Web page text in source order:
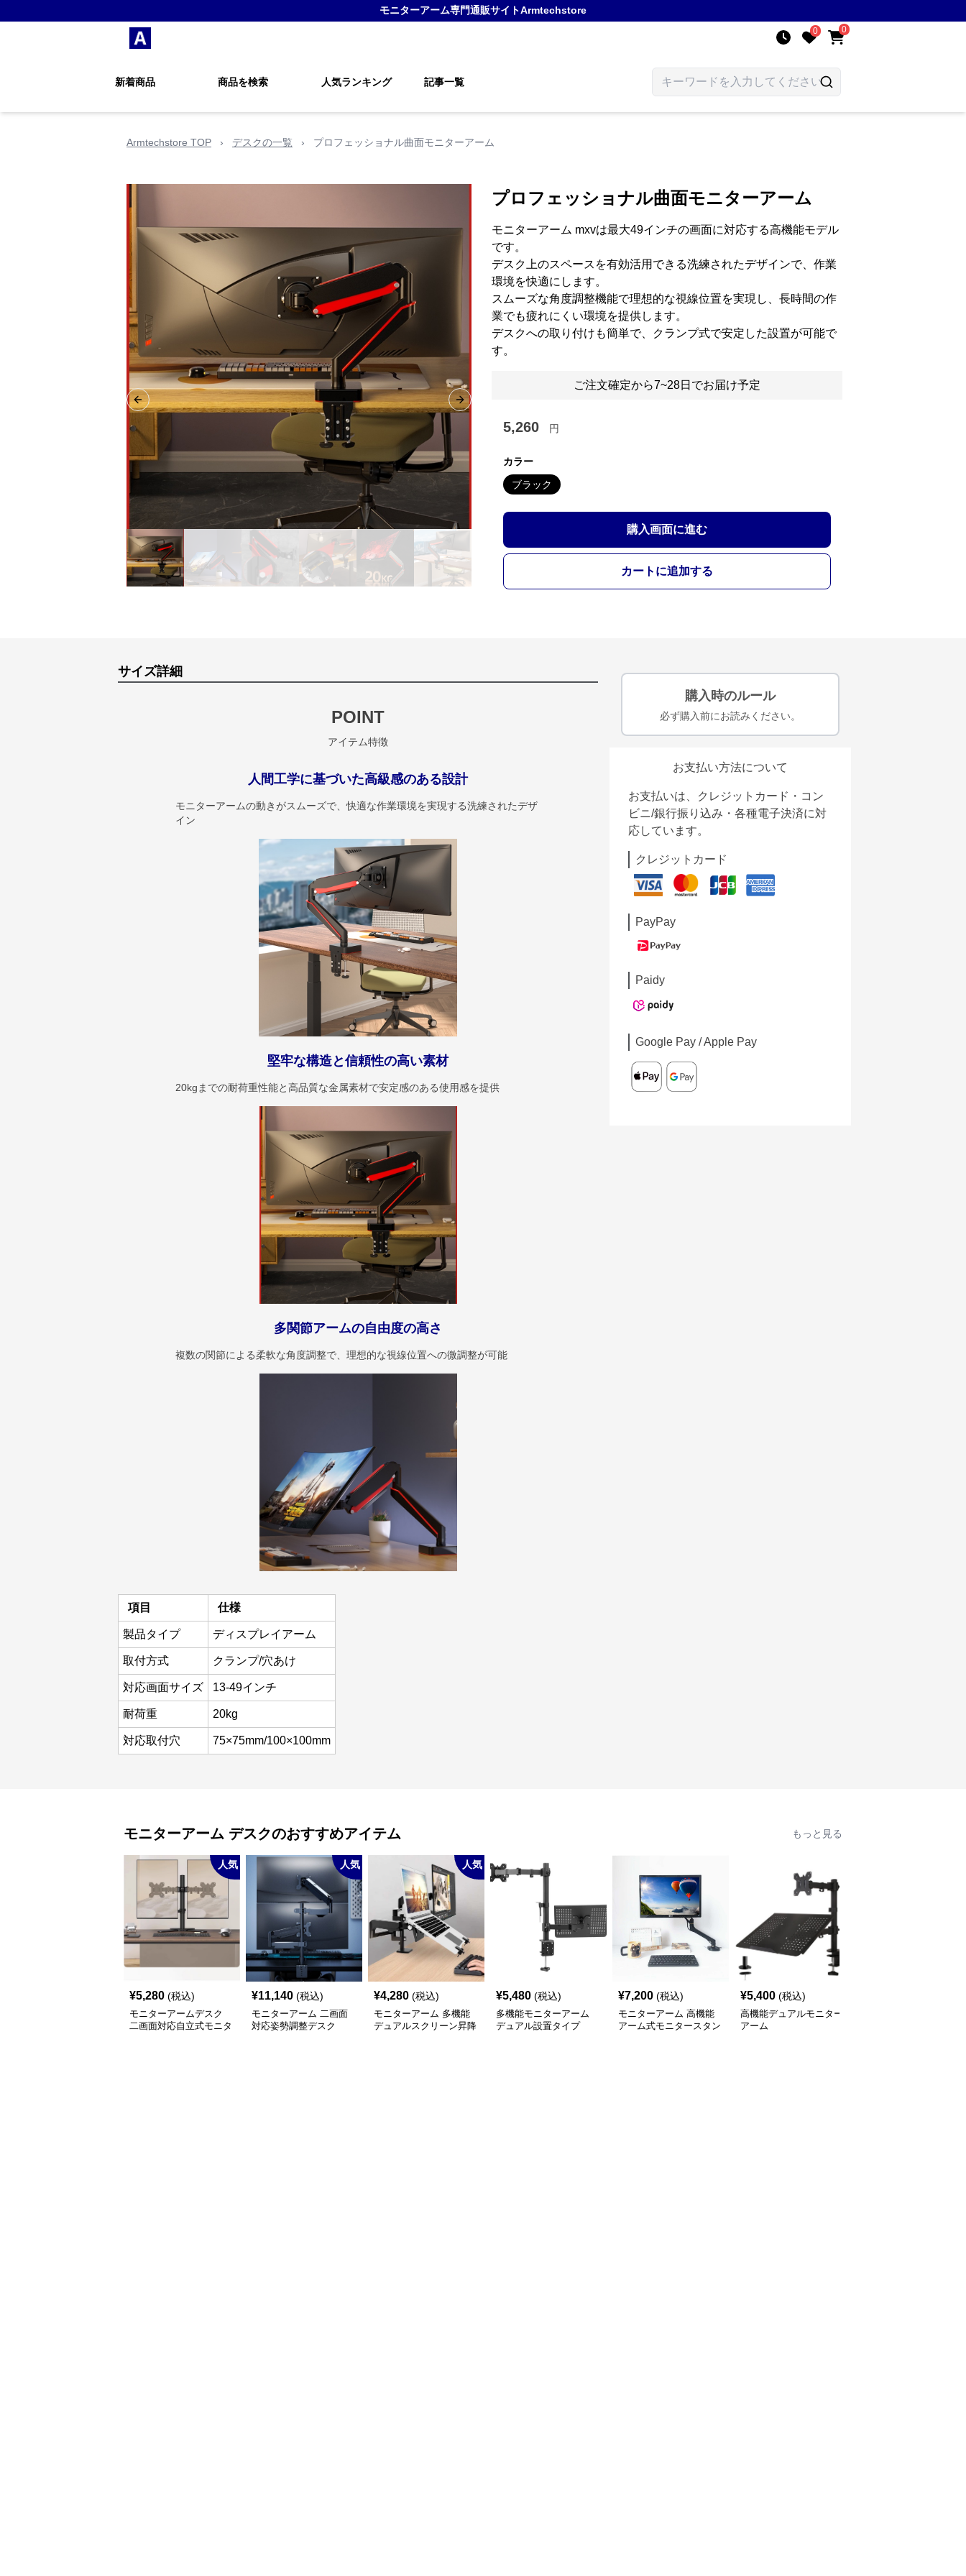
モニターアーム専門通販サイトArmtechstore
0 0
新着商品 商品を検索 人気ランキング 記事一覧
Armtechstore TOP › デスクの一覧 › プロフェッショナル曲面モニターアーム
Previous slide Next slide
プロフェッショナル曲面モニターアーム
モニターアーム mxvは最大49インチの画面に対応する高機能モデル
です。
デスク上のスペースを有効活用できる洗練されたデザインで、作業
環境を快適にします。
スムーズな角度調整機能で理想的な視線位置を実現し、長時間の作
業でも疲れにくい環境を提供します。
デスクへの取り付けも簡単で、クランプ式で安定した設置が可能で
す。
ご注文確定から7~28日でお届け予定
5,260 円
カラー
ブラック
購入画面に進む
カートに追加する
サイズ詳細
POINT
アイテム特徴
人間工学に基づいた高級感のある設計
モニターアームの動きがスムーズで、快適な作業環境を実現する洗練されたデザ
イン
堅牢な構造と信頼性の高い素材
20kgまでの耐荷重性能と高品質な金属素材で安定感のある使用感を提供
多関節アームの自由度の高さ
複数の関節による柔軟な角度調整で、理想的な視線位置への微調整が可能
項目 仕様
製品タイプ ディスプレイアーム
取付方式 クランプ/穴あけ
対応画面サイズ 13-49インチ
耐荷重 20kg
対応取付穴 75×75mm/100×100mm
購入時のルール
必ず購入前にお読みください。
お支払い方法について
お支払いは、クレジットカード・コン
ビニ/銀行振り込み・各種電子決済に対
応しています。
クレジットカード
PayPay
Paidy
Google Pay / Apple Pay
モニターアーム デスクのおすすめアイテム もっと見る
人気
¥5,280 (税込)
モニターアームデスク
二画面対応自立式モニタ
人気
¥11,140 (税込)
モニターアーム 二画面
対応姿勢調整デスク
人気
¥4,280 (税込)
モニターアーム 多機能
デュアルスクリーン昇降
¥5,480 (税込)
多機能モニターアーム
デュアル設置タイプ
¥7,200 (税込)
モニターアーム 高機能
アーム式モニタースタン
¥5,400 (税込)
高機能デュアルモニター
アーム